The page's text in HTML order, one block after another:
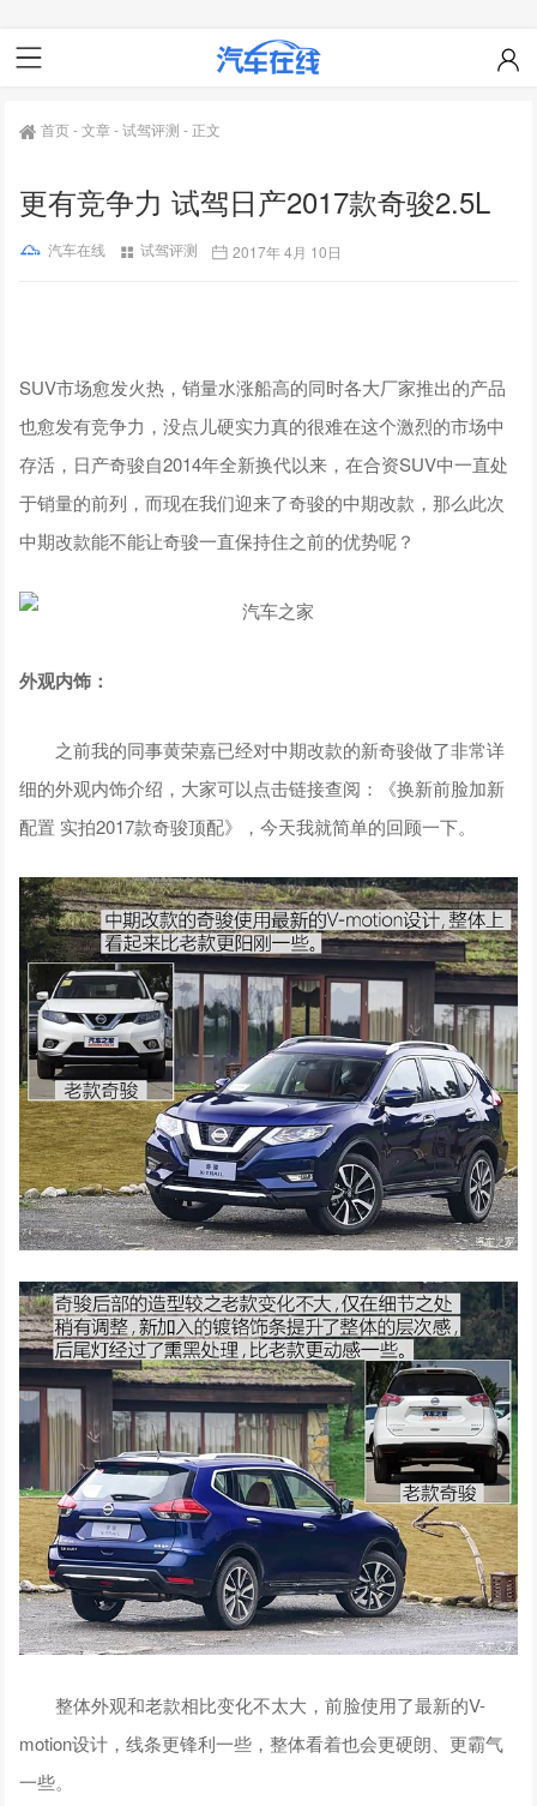
首页-文章-试驾评测 - 正文
更有竞争力 试驾日产2017款奇骏2.5L
汽车在线 试驾评测 2017年 4月 10日
SUV市场愈发火热，销量水涨船高的同时各大厂家推出的产品
也愈发有竞争力，没点儿硬实力真的很难在这个激烈的市场中
存活，日产奇骏自2014年全新换代以来，在合资SUV中一直处
于销量的前列，而现在我们迎来了奇骏的中期改款，那么此次
中期改款能不能让奇骏一直保持住之前的优势呢？
外观内饰：
之前我的同事黄荣嘉已经对中期改款的新奇骏做了非常详
细的外观内饰介绍，大家可以点击链接查阅：《换新前脸加新
配置 实拍2017款奇骏顶配》，今天我就简单的回顾一下。
整体外观和老款相比变化不太大，前脸使用了最新的V-
motion设计，线条更锋利一些，整体看着也会更硬朗、更霸气
一些。